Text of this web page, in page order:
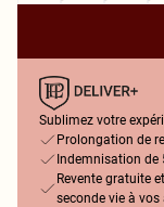
Sublimez votre
Prolongation de
Indemnisation de
Revente gratuite
seconde vie à vos